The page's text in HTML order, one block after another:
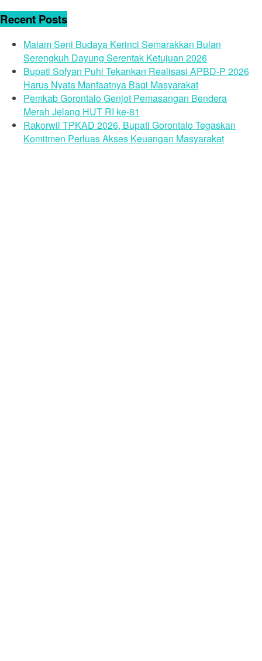
Recent Posts
Malam Seni Budaya Kerinci Semarakkan Bulan
Serengkuh Dayung Serentak Ketujuan 2026
Bupati Sofyan Puhi Tekankan Realisasi APBD-P 2026
Harus Nyata Manfaatnya Bagi Masyarakat
Pemkab Gorontalo Genjot Pemasangan Bendera
Merah Jelang HUT RI ke-81
Rakorwil TPKAD 2026, Bupati Gorontalo Tegaskan
Komitmen Perluas Akses Keuangan Masyarakat